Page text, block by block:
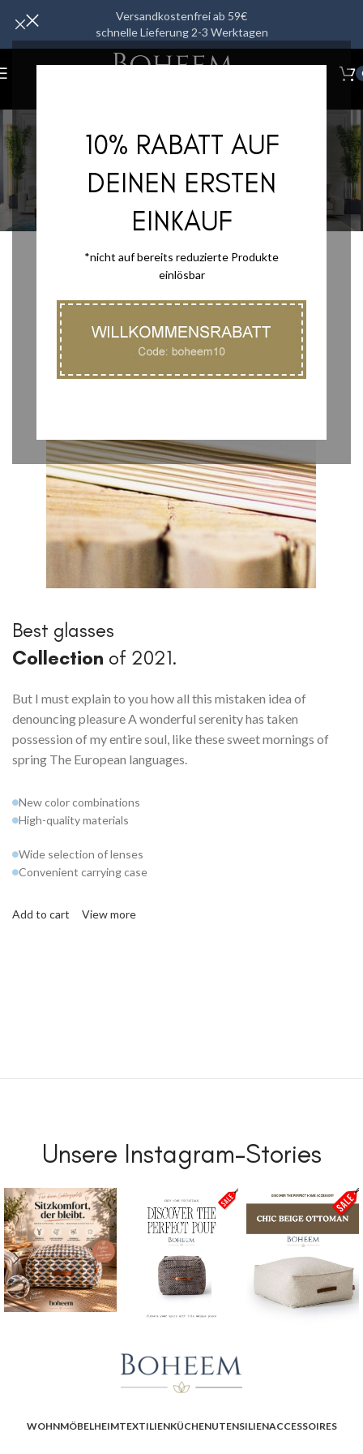
10% RABATT AUF
DEINEN ERSTEN
EINKAUF
*nicht auf bereits reduzierte Produkte
einlösbar
Versandkostenfrei ab 59€
schnelle Lieferung 2-3 Werktagen
sil sonra
Startseite/sil sonra
Best glasses
Collection of 2021.
But I must explain to you how all this mistaken idea of
denouncing pleasure A wonderful serenity has taken
possession of my entire soul, like these sweet mornings of
spring The European languages.
New color combinations
High-quality materials
Wide selection of lenses
Convenient carrying case
Add to cart View more
Unsere Instagram-Stories
WOHNMÖBELHEIMTEXTILIENKÜCHENUTENSILIENACCESSOIRES